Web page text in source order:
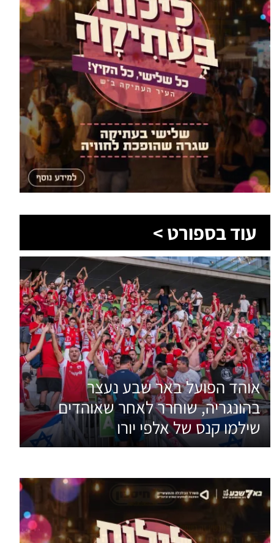
עוד בספורט >
אוהד הפועל באר שבע נעצר
בהונגריה, שוחרר לאחר שאוהדים
שילמו קנס של אלפי יורו